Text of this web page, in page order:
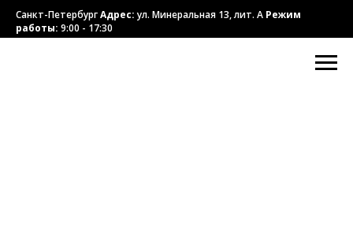
Санкт-ПетербургАдрес:ул. Минеральная 13, лит. А Режим
работы: 9:00 - 17:30